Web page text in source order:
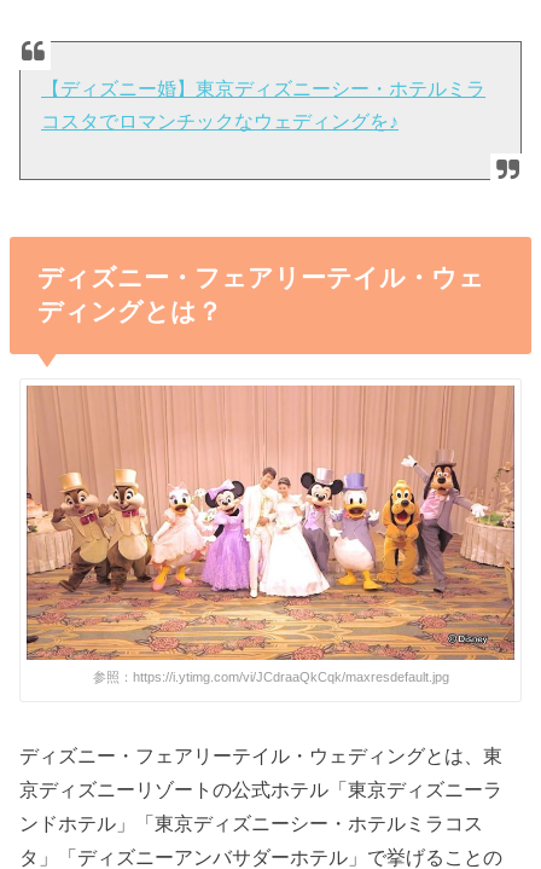
【ディズニー婚】東京ディズニーシー・ホテルミラ
コスタでロマンチックなウェディングを♪
ディズニー・フェアリーテイル・ウェ
ディングとは？
参照：https://i.ytimg.com/vi/JCdraaQkCqk/maxresdefault.jpg
ディズニー・フェアリーテイル・ウェディングとは、東
京ディズニーリゾートの公式ホテル「東京ディズニーラ
ンドホテル」「東京ディズニーシー・ホテルミラコス
タ」「ディズニーアンバサダーホテル」で挙げることの